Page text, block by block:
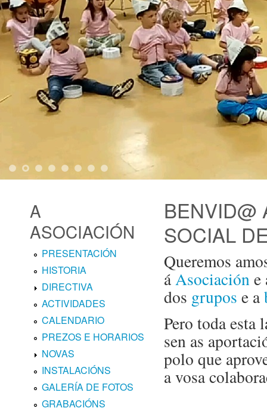
1 2 3 4 5 6 7 8
A
ASOCIACIÓN
PRESENTACIÓN
HISTORIA
DIRECTIVA
ACTIVIDADES
CALENDARIO
PREZOS E HORARIOS
NOVAS
INSTALACIÓNS
GALERÍA DE FOTOS
GRABACIÓNS
BENVID@
SOCIAL
Queremos
áAsociacióne
dos grupos e a
Pero toda esta
sen as
polo que
a vosa